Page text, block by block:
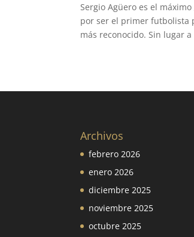
Sergio Agüero es el
por ser el primer futbolista
más reconocido. Sin lugar
Archivos
febrero 2026
enero 2026
diciembre 2025
noviembre 2025
octubre 2025